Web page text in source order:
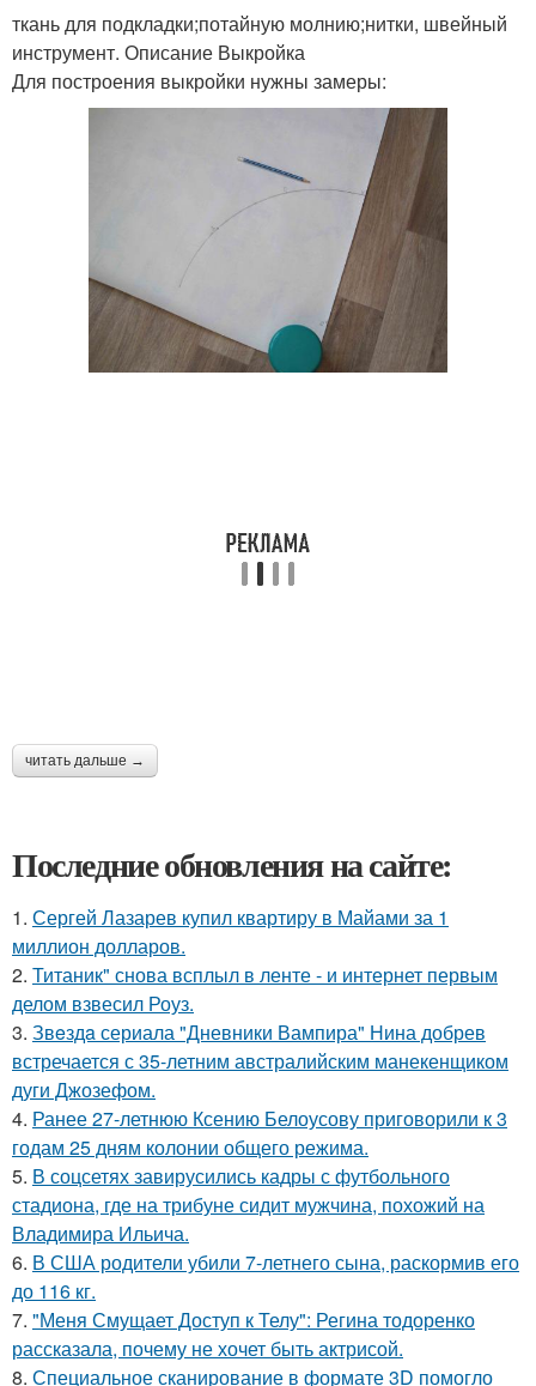
ткань для подкладки;потайную молнию;нитки, швейный
инструмент. Описание Выкройка
Для построения выкройки нужны замеры:
читать дальше →
Последние обновления на сайте:
1. Сергей Лазарев купил квартиру в Майами за 1
миллион долларов.
2. Титаник" снова всплыл в ленте - и интернет первым
делом взвесил Роуз.
3. Звeздa сериала "Дневники Вампира" Нина добрев
встречается с 35-летним австралийским манекенщиком
дуги Джозефом.
4. Ранее 27-летнюю Ксению Белоусову приговорили к 3
годам 25 дням колонии общего режима.
5. В соцсетях завирусились кадры с футбольного
стадиона, где на трибуне сидит мужчина, похожий на
Владимира Ильича.
6. В США родители убили 7-летнего сына, раскормив его
до 116 кг.
7. "Меня Смущает Доступ к Телу": Регина тодоренко
рассказала, почему не хочет быть актрисой.
8. Специальное сканирование в формате 3D помогло